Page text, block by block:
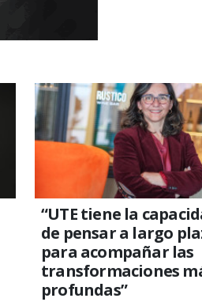
“UTE tiene la
de pensar a largo
para acompañar las
transformaciones
profundas”